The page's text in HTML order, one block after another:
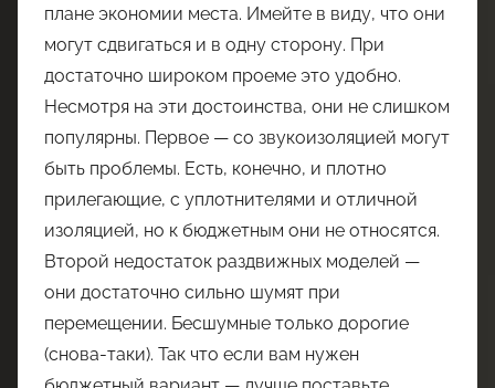
плане экономии места. Имейте в виду, что они
могут сдвигаться и в одну сторону. При
достаточно широком проеме это удобно.
Несмотря на эти достоинства, они не слишком
популярны. Первое — со звукоизоляцией могут
быть проблемы. Есть, конечно, и плотно
прилегающие, с уплотнителями и отличной
изоляцией, но к бюджетным они не относятся.
Второй недостаток раздвижных моделей —
они достаточно сильно шумят при
перемещении. Бесшумные только дорогие
(снова-таки). Так что если вам нужен